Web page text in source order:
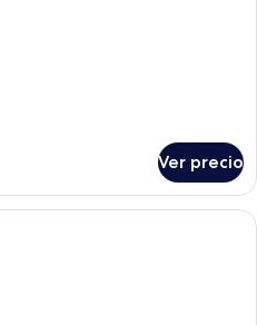
Ver precio
Una habitación de hotel con una